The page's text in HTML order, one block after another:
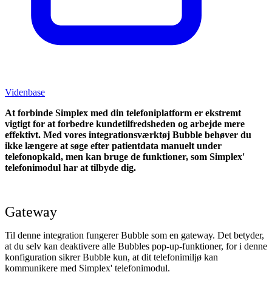
Videnbase
At forbinde Simplex med din telefoniplatform er ekstremt
vigtigt for at forbedre kundetilfredsheden og arbejde mere
effektivt. Med vores integrationsværktøj Bubble behøver du
ikke længere at søge efter patientdata manuelt under
telefonopkald, men kan bruge de funktioner, som Simplex'
telefonimodul har at tilbyde dig.
Gateway
Til denne integration fungerer Bubble som en gateway. Det betyder,
at du selv kan deaktivere alle Bubbles pop-up-funktioner, for i denne
konfiguration sikrer Bubble kun, at dit telefonimiljø kan
kommunikere med Simplex' telefonimodul.